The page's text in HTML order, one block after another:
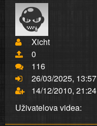
Xicht
0
116
26/03/2025, 13:57
14/12/2010, 21:24
Uživatelova videa: